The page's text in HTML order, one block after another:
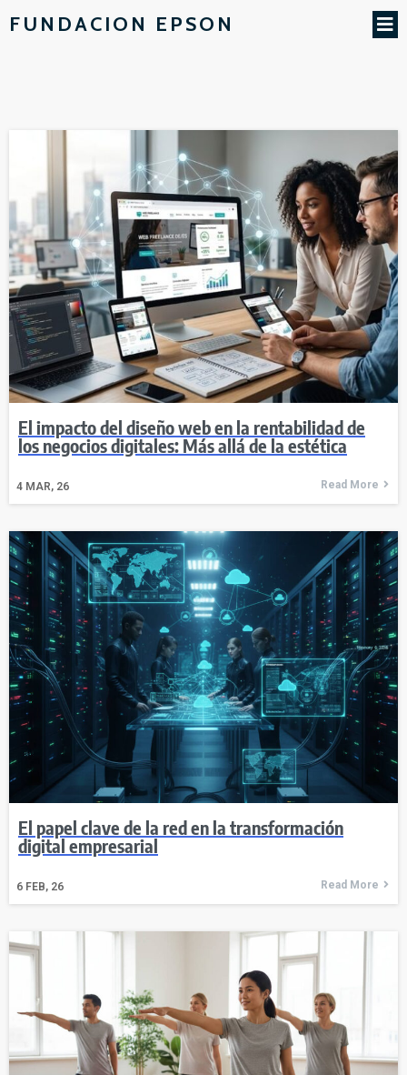
FUNDACION EPSON
El impacto del diseño web en la rentabilidad de
los negocios digitales: Más allá de la estética
4 MAR, 26 Read More
El papel clave de la red en la transformación
digital empresarial
6 FEB, 26 Read More